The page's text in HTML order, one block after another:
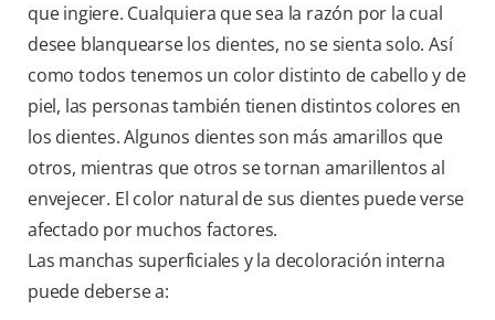
que ingiere. Cualquiera que sea la razón por la cual
desee blanquearse los dientes, no se sienta solo. Así
como todos tenemos un color distinto de cabello y de
piel, las personas también tienen distintos colores en
los dientes. Algunos dientes son más amarillos que
otros, mientras que otros se tornan amarillentos al
envejecer. El color natural de sus dientes puede verse
afectado por muchos factores.
Las manchas superficiales y la decoloración interna
puede deberse a: